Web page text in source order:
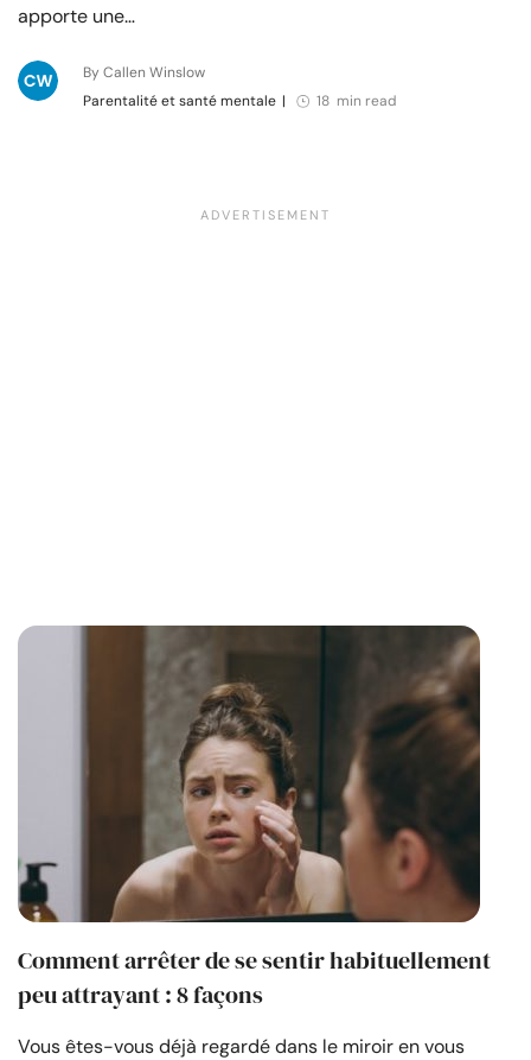
apporte une…
By Callen Winslow
Parentalité et santé mentale | 18 min read
Comment arrêter de se sentir habituellement
peu attrayant : 8 façons
Vous êtes-vous déjà regardé dans le miroir en vous